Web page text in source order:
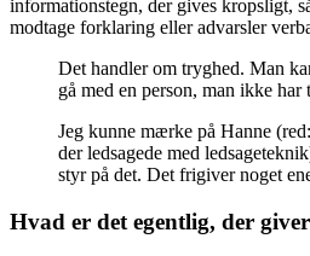
informationstegn, der gives kropsligt,
modtage forklaring eller advarsler
Det handler om tryghed. Man
gå med en person, man ikke
Jeg kunne mærke på Hanne
der ledsagede med
styr på det. Det frigiver noget
Hvad er det egentlig, der